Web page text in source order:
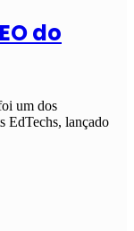
do
um dos
EdTechs, lançado